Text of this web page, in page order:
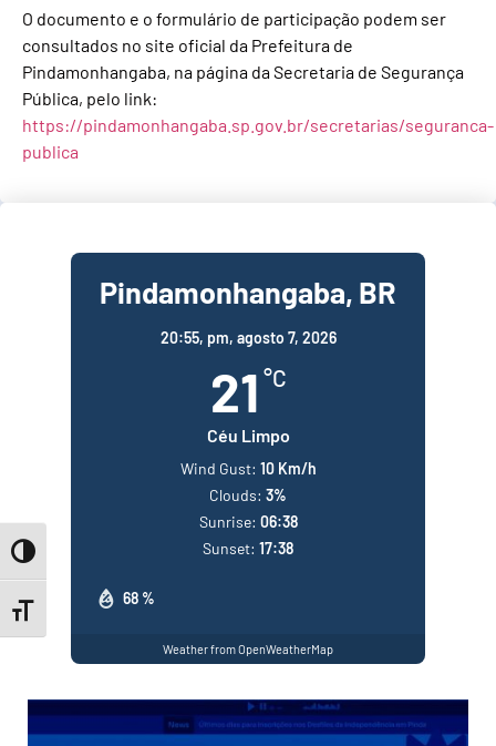
Toggle High Contrast
Toggle Font size
O documento e o formulário de participação podem ser
consultados no site oficial da Prefeitura de
Pindamonhangaba, na página da Secretaria de Segurança
Pública, pelo link:
https://pindamonhangaba.sp.gov.br/secretarias/seguranca-
publica
Pindamonhangaba, BR
20:55, pm, agosto 7, 2026
21 °C
Céu Limpo
68 %
Wind Gust: 10 Km/h
Clouds: 3%
Sunrise: 06:38
Sunset: 17:38
Weather from OpenWeatherMap